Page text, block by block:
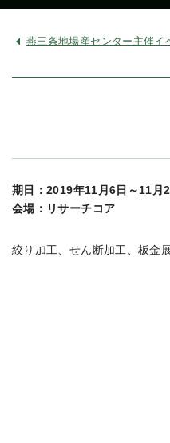
燕三条地場産センター主催イ
期日：2019年11月6日～11
会場：リサーチコア
絞り加工、せん断加工、板金